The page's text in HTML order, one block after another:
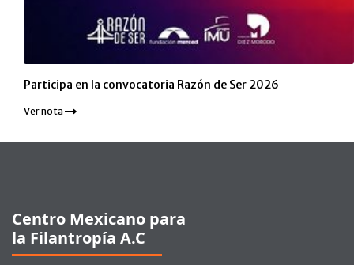
Participa en la convocatoria Razón de Ser 2026
Ver nota
Centro Mexicano para
la Filantropía A.C